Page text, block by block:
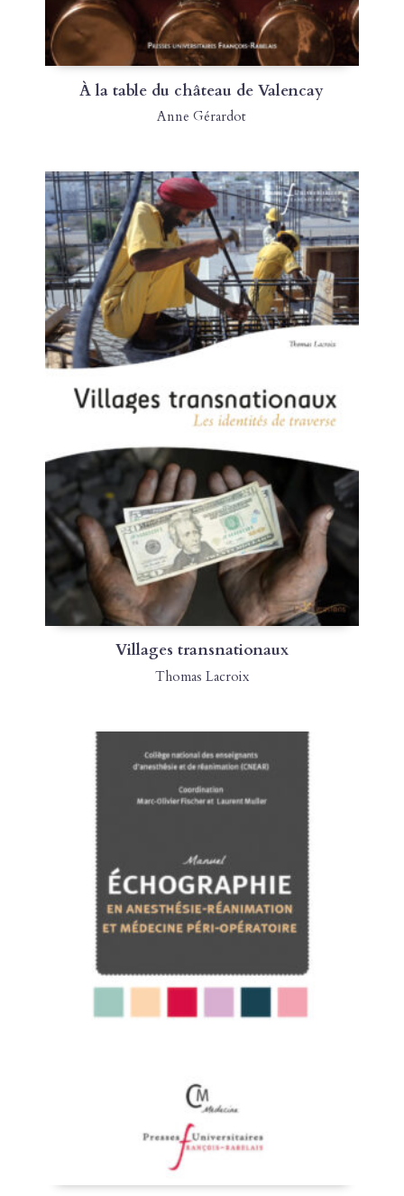
À la table du château de Valencay
Anne Gérardot
Villages transnationaux
Thomas Lacroix